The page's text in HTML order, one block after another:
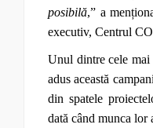
posibilă,” a
executiv, Centrul
Unul dintre cele mai
adus această
din spatele
dată când munca lor